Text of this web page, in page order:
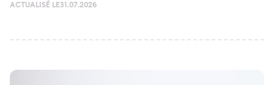
ACTUALISÉ LE31.07.2026